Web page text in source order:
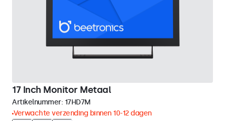
17 Inch Monitor Metaal
Artikelnummer: 17HD7M
Verwachte verzending binnen 10-12 dagen